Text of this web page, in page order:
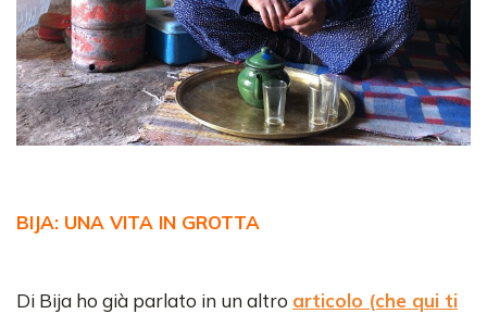
BIJA: UNA VITA IN GROTTA
Di Bija ho già parlato in un altro articolo (che qui ti